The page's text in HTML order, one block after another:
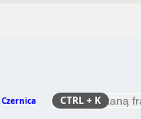
Szukaj
CTRL+ K